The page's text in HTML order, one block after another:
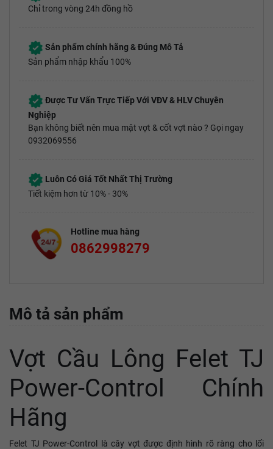
Chỉ trong vòng 24h đồng hồ
Sản phẩm chính hãng & Đúng Mô Tả
Sản phẩm nhập khẩu 100%
Được Tư Vấn Trực Tiếp Với VĐV & HLV Chuyên
Nghiệp
Bạn không biết nên mua mặt vợt & cốt vợt nào ? Gọi ngay
0932069556
Luôn Có Giá Tốt Nhất Thị Trường
Tiết kiệm hơn từ 10% - 30%
Hotline mua hàng
0862998279
Mô tả sản phẩm
Vợt Cầu Lông Felet TJ
Power-Control Chính
Hãng
Felet TJ Power-Control là cây vợt được định hình rõ ràng cho lối